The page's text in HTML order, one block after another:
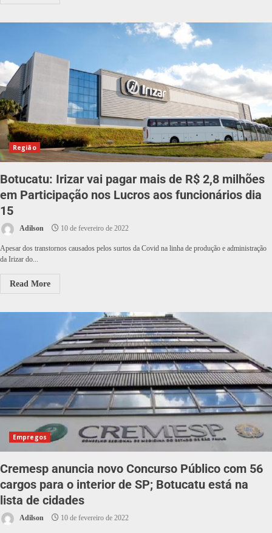
Região
Botucatu: Irizar vai pagar mais de R$ 2,8 milhões
em Participação nos Lucros aos funcionários dia
15
Adilson 10 de fevereiro de 2022
Apesar dos transtornos causados pelos surtos da Covid na linha de produção e administração
da Irizar do...
Read More
Empregos
Cremesp anuncia novo Concurso Público com 56
cargos para o interior de SP; Botucatu está na
lista de cidades
Adilson 10 de fevereiro de 2022